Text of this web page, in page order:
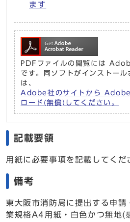
ます
PDFファイルの閲覧には
です。同ソフトがインストール
は、
Adobe社のサイトから
ロード(無償)してください。
記載要領
用紙に必要事項を記載してくだ
備考
東大阪市消防局に提出する申請
業規格A4用紙・白色かつ無地(